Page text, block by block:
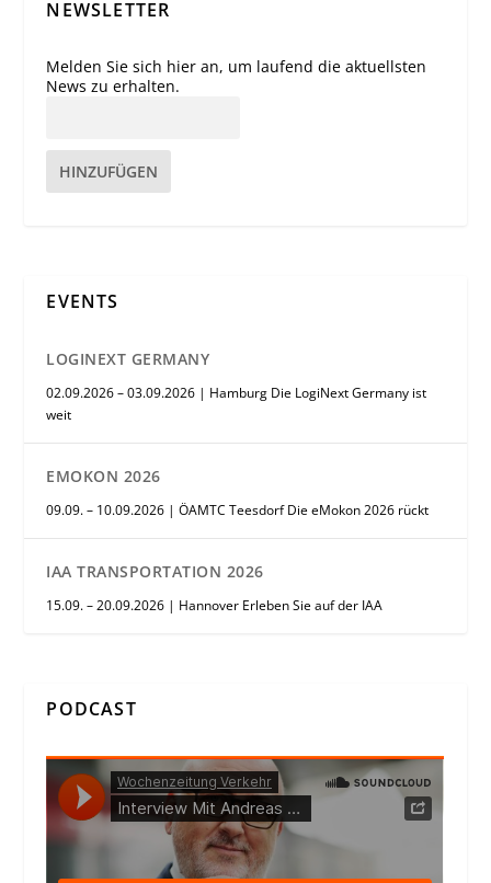
NEWSLETTER
Melden Sie sich hier an, um laufend die aktuellsten
News zu erhalten.
HINZUFÜGEN
EVENTS
LOGINEXT GERMANY
02.09.2026 – 03.09.2026 | Hamburg Die LogiNext Germany ist
weit
EMOKON 2026
09.09. – 10.09.2026 | ÖAMTC Teesdorf Die eMokon 2026 rückt
IAA TRANSPORTATION 2026
15.09. – 20.09.2026 | Hannover Erleben Sie auf der IAA
PODCAST